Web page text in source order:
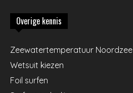
Overige kennis
Zeewatertemperatuur Noordzee
Wetsuit kiezen
Foil surfen